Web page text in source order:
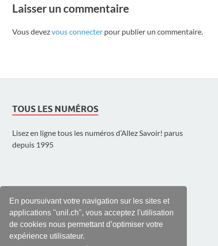
En poursuivant votre navigation sur les sites et
applications "unil.ch", vous acceptez l'utilisation
de cookies nous permettant d’optimiser votre
expérience utilisateur.
Laisser un commentaire
Vous devezvous connecter pour publier un commentaire.
TOUS LES NUMÉROS
Lisez en ligne tous les numéros d’Allez Savoir! parus
depuis 1995